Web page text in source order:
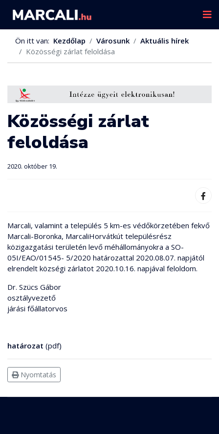
Ön itt van: Kezdőlap Városunk
Aktuális hírek
Közösségi zárlat feloldása
Közösségi zárlat
feloldása
2020. október 19.
Marcali, valamint a település 5 km-es védőkörzetében fekvő
Marcali-Boronka, MarcaliHorvátkút településrész
közigazgatási területén levő méhállományokra a SO-
05I/EAO/01545- 5/2020 határozattal 2020.08.07. napjától
elrendelt községi zárlatot 2020.10.16. napjával feloldom.
Dr. Szücs Gábor
osztályvezető
járási főállatorvos
határozat (pdf)
Nyomtatás